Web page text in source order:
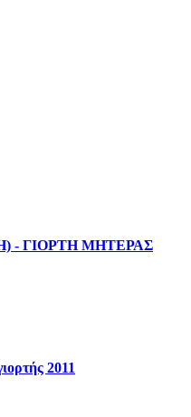
- ΓΙΟΡΤΗ ΜΗΤΕΡΑΣ
2011